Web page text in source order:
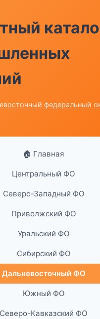
федеральный
🏠 Главная
Центральный ФО
Северо-Западный ФО
Приволжский ФО
Уральский ФО
Сибирский ФО
Дальневосточный ФО
Южный ФО
Северо-Кавказский ФО